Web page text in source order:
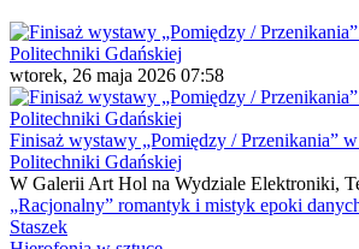
wtorek, 26 maja 2026 07:58
Finisaż wystawy „Pomiędzy / Przenikania”
Politechniki Gdańskiej
W Galerii Art Hol na Wydziale Elektroniki,
„Racjonalny” romantyk i mistyk epoki
Staszek